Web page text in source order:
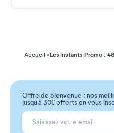
Accueil Les Instants Promo :
Offre de bienvenue : nos
jusqu'à 30€ offerts en vous